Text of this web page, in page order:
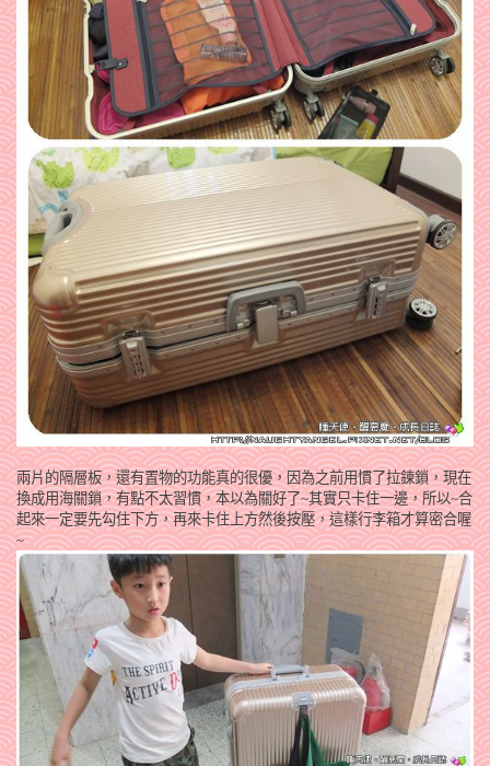
兩片的隔層板，還有置物的功能真的很優，因為之前用慣了拉鍊鎖，現在
換成用海關鎖，有點不太習慣，本以為關好了~其實只卡住一邊，所以~合
起來一定要先勾住下方，再來卡住上方然後按壓，這樣行李箱才算密合喔
~